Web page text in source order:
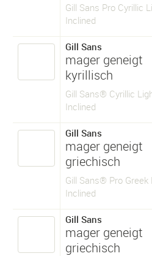
Gill Sans Pro Cyrillic
Inclined
Gill Sans
mager geneigt
kyrillisch
Gill Sans® Cyrillic
Inclined
Gill Sans
mager geneigt
griechisch
Gill Sans® Pro Greek
Inclined
Gill Sans
mager geneigt
griechisch